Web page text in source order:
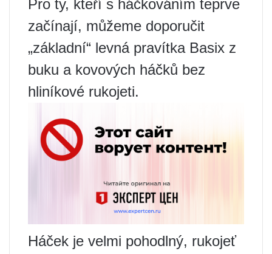
Pro ty, kteří s háčkováním teprve
začínají, můžeme doporučit
„základní“ levná pravítka Basix z
buku a kovových háčků bez
hliníkové rukojeti.
Háček je velmi pohodlný, rukojeť